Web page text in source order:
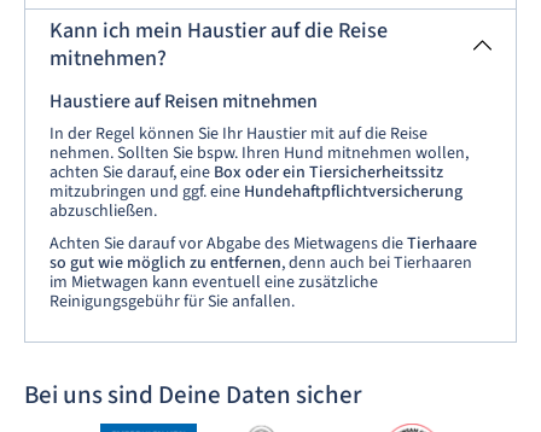
Kann ich mein Haustier auf die Reise
mitnehmen?
Haustiere auf Reisen mitnehmen
In der Regel können Sie Ihr Haustier mit auf die Reise
nehmen. Sollten Sie bspw. Ihren Hund mitnehmen wollen,
achten Sie darauf, eine Box oder ein Tiersicherheitssitz
mitzubringen und ggf. eine Hundehaftpflichtversicherung
abzuschließen.
Achten Sie darauf vor Abgabe des Mietwagens dieTierhaare
so gut wie möglich zu entfernen, denn auch bei Tierhaaren
im Mietwagen kann eventuell eine zusätzliche
Reinigungsgebühr für Sie anfallen.
Bei uns sind Deine Daten sicher